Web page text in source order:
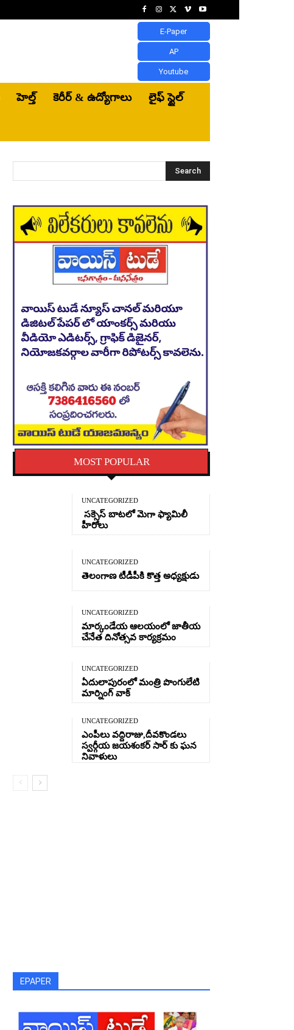
E-Paper
AP
Youtube
హెల్త్‌ కెరీర్ & ఉద్యోగాలు లైఫ్ స్టైల్
Search
MOST POPULAR
UNCATEGORIZED
సక్సెస్ బాటలో మెగా ఫ్యామిలీ
హీరోలు
UNCATEGORIZED
తెలంగాణ టీడీపీకి కొత్త అధ్యక్షుడు
UNCATEGORIZED
మార్కండేయ ఆలయంలో జాతీయ
చేనేత దినోత్సవ కార్యక్రమం
UNCATEGORIZED
ఏదులాపురంలో మంత్రి పొంగులేటి
మార్నింగ్ వాక్
UNCATEGORIZED
ఎంపీలు వద్దిరాజు,దీవకొండలు
స్వర్గీయ జయశంకర్ సార్ కు ఘన
నివాళులు
EPAPER